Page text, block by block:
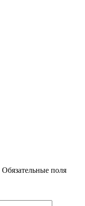
Обязательные поля